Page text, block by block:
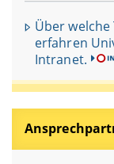
Über
erfahren
Intranet.